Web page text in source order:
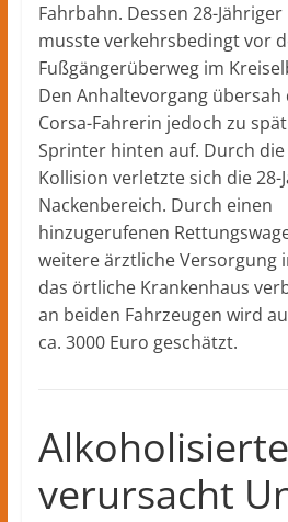
Fahrbahn. Dessen 28-
musste verkehrsbedingt vor
Fußgängerüberweg im
Den Anhaltevorgang übersah
Corsa-Fahrerin jedoch zu
Sprinter hinten auf. Durch die
Kollision verletzte sich die 28-
Nackenbereich. Durch einen
hinzugerufenen
weitere ärztliche Versorgung
das örtliche Krankenhaus
an beiden Fahrzeugen wird
ca. 3000 Euro geschätzt.
verursacht